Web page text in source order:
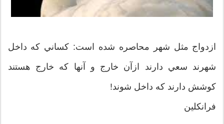
ازدواج مثل شهر محاصره شده است: کساني که داخل
شهرند سعي دارند ازآن خارج و آنها که خارج هستند
کوشش دارند که داخل شوند!
فرانکلين